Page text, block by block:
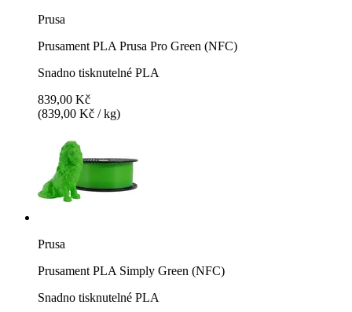
Prusa
Prusament PLA Prusa Pro Green (NFC)
Snadno tisknutelné PLA
839,00 Kč
(839,00 Kč / kg)
Prusa
Prusament PLA Simply Green (NFC)
Snadno tisknutelné PLA